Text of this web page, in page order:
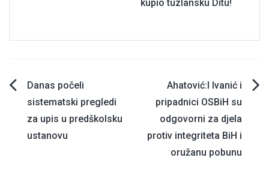
kupio tuzlansku Ditu!
Navigacija
članaka
Danas počeli
sistematski pregledi
za upis u predškolsku
ustanovu
Ahatović:I Ivanić i
pripadnici OSBiH su
odgovorni za djela
protiv integriteta BiH i
oružanu pobunu